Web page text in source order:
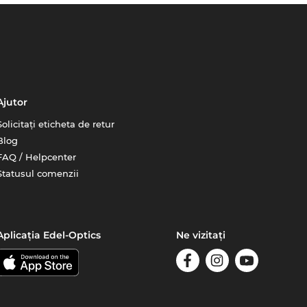
eticheta de retur
/ Helpcenter
comenzii
Edel-Optics Ne vizitați